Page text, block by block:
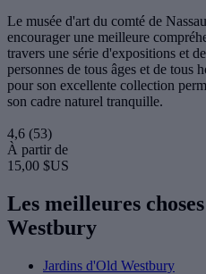
Le musée d'art du comté de
encourager une meilleure
travers une série d'expositions et
personnes de tous âges et de tous
pour son excellente collection
son cadre naturel tranquille.
4,6 (53)
À partir de
15,00 $US
Les meilleures
Westbury
Jardins d'Old Westbury